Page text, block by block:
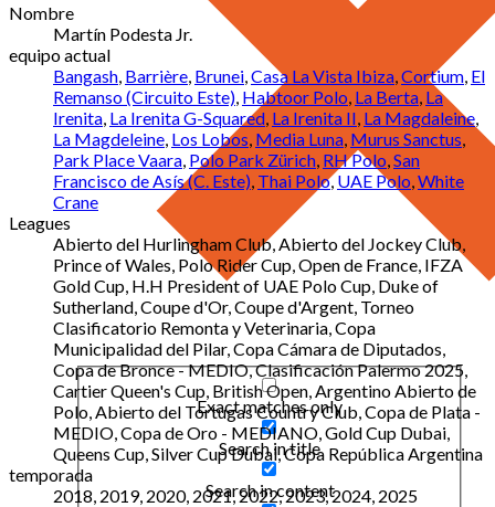
Exact matches only
Search in title
Search in content
Nombre
Martín Podesta Jr.
equipo actual
Bangash Barrière Brunei Casa La Vista Ibiza Cortium El
Remanso (Circuito Este) Habtoor Polo La Berta La
Irenita La Irenita G-Squared La Irenita II La Magdaleine
La Magdeleine Los Lobos Media Luna Murus Sanctus
Park Place Vaara Polo Park Zürich RH Polo San
Francisco de Asís (C. Este) Thai Polo,UAE Polo White
Crane
Leagues
Abierto del Hurlingham Club, Abierto del Jockey Club,
Prince of Wales, Polo Rider Cup, Open de France, IFZA
Gold Cup, H.H President of UAE Polo Cup, Duke of
Sutherland, Coupe d'Or, Coupe d'Argent, Torneo
Clasificatorio Remonta y Veterinaria, Copa
Municipalidad del Pilar, Copa Cámara de Diputados,
Copa de Bronce - MEDIO, Clasificación Palermo 2025,
Cartier Queen's Cup, British Open, Argentino Abierto de
Polo, Abierto del Tortugas Country Club, Copa de Plata -
MEDIO, Copa de Oro - MEDIANO, Gold Cup Dubai,
Queens Cup, Silver Cup Dubai, Copa República Argentina
temporada
2018, 2019, 2020, 2021, 2022, 2023, 2024, 2025